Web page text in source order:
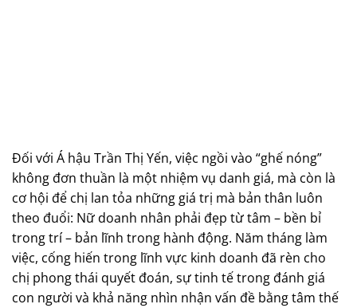
Đối với Á hậu Trần Thị Yến, việc ngồi vào “ghế nóng”
không đơn thuần là một nhiệm vụ danh giá, mà còn là
cơ hội để chị lan tỏa những giá trị mà bản thân luôn
theo đuổi: Nữ doanh nhân phải đẹp từ tâm – bền bỉ
trong trí – bản lĩnh trong hành động. Năm tháng làm
việc, cống hiến trong lĩnh vực kinh doanh đã rèn cho
chị phong thái quyết đoán, sự tinh tế trong đánh giá
con người và khả năng nhìn nhận vấn đề bằng tâm thế